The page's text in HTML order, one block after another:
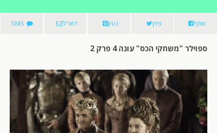
שתף ציוץ נעץ דוא"ל SMS
ספוילר "משחקי הכס" עונה 4 פרק 2